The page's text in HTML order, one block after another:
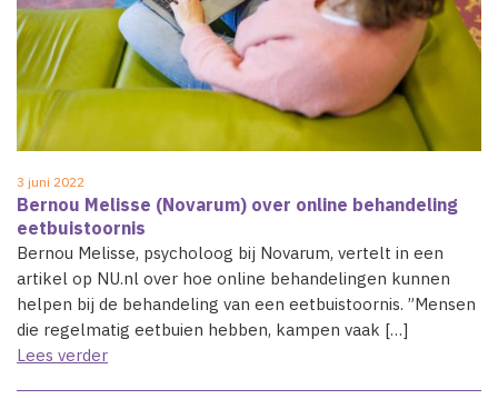
3 juni 2022
Bernou Melisse (Novarum) over online behandeling
eetbuistoornis
Bernou Melisse, psycholoog bij Novarum, vertelt in een
artikel op NU.nl over hoe online behandelingen kunnen
helpen bij de behandeling van een eetbuistoornis. ”Mensen
die regelmatig eetbuien hebben, kampen vaak […]
Lees verder